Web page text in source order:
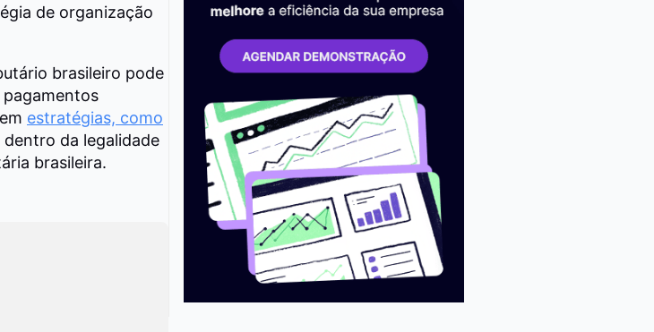
de organização
brasileiro pode
estratégias, como
da legalidade
brasileira.